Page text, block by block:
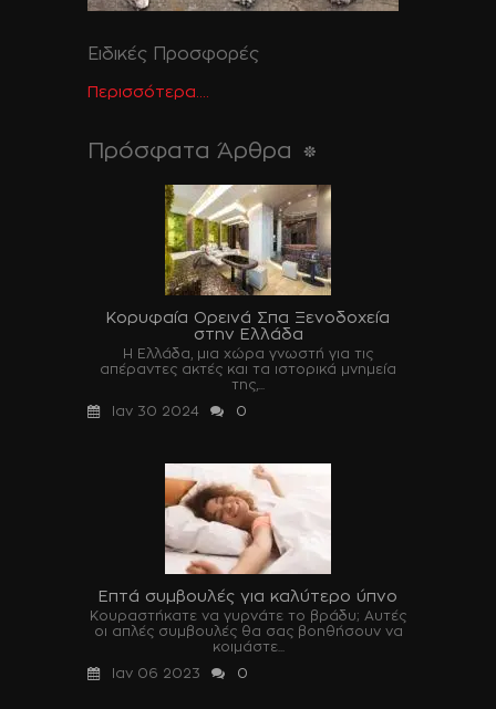
Ειδικές Προσφορές
Περισσότερα....
Πρόσφατα Άρθρα
Κορυφαία Ορεινά Σπα Ξενοδοχεία
στην Ελλάδα
Η Ελλάδα, μια χώρα γνωστή για τις
απέραντες ακτές και τα ιστορικά μνημεία
της,...
Ιαν 30 2024
0
Επτά συμβουλές για καλύτερο ύπνο
Κουραστήκατε να γυρνάτε το βράδυ; Αυτές
οι απλές συμβουλές θα σας βοηθήσουν να
κοιμάστε...
Ιαν 06 2023
0